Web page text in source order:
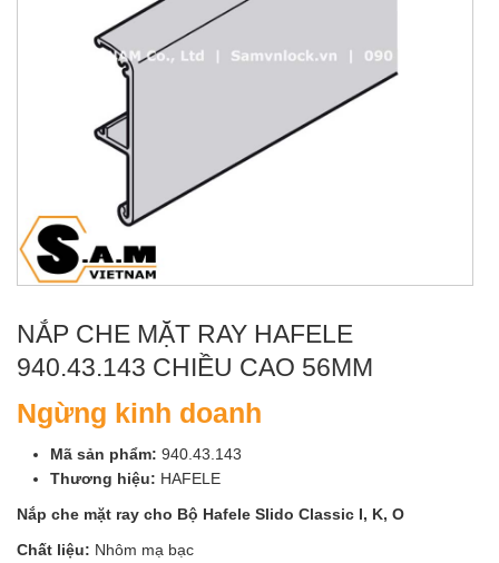
NẮP CHE MẶT RAY HAFELE
940.43.143 CHIỀU CAO 56MM
Ngừng kinh doanh
Mã sản phẩm: 940.43.143
Thương hiệu: HAFELE
Nắp che mặt ray cho Bộ Hafele Slido Classic I, K, O
Chất liệu: Nhôm mạ bạc